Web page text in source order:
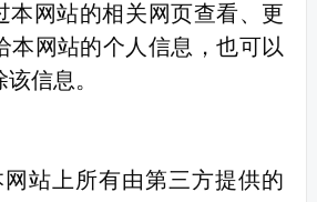
本网站的相关网页查看、更
本网站的个人信息，也可以
信息。
站上所有由第三方提供的